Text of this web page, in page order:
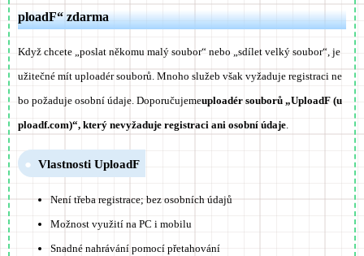
ploadF“ zdarma
Když chcete „poslat někomu malý soubor“ nebo „sdílet velký soubor“, je
užitečné mít uploadér souborů. Mnoho služeb však vyžaduje registraci ne
bo požaduje osobní údaje. Doporučujemeuploadér souborů „UploadF (u
ploadf.com)“, který nevyžaduje registraci ani osobní údaje.
Vlastnosti UploadF
Není třeba registrace; bez osobních údajů
Možnost využití na PC i mobilu
Snadné nahrávání pomocí přetahování